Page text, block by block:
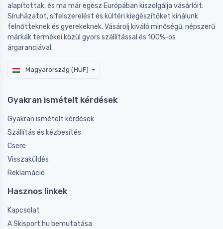
alapítottak, és ma már egész Európában kiszolgálja vásárlóit.
Síruházatot, sífelszerelést és kültéri kiegészítőket kínálunk
felnőtteknek és gyerekeknek. Vásárolj kiváló minőségű, népszerű
márkák termékei közül gyors szállítással és 100%-os
árgaranciával.
Magyarország (HUF)
Gyakran ismételt kérdések
Gyakran ismételt kérdések
Szállítás és kézbesítés
Csere
Visszaküldés
Reklamáció
Hasznos linkek
Kapcsolat
A Skisport.hu bemutatása